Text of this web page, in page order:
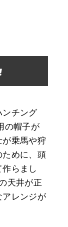
ンチング
の帽子が
が乗馬や狩
ために、頭
らまし
天井が正
アレンジが